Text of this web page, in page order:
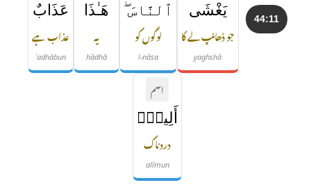
44:11
يَغْشَى
جو ڈھانپ لے گا
yaghshā
ٱلنَّاسَ ۖ
لوگوں کو
l-nāsa
هَـٰذَا
یہ
hādhā
عَذَابٌ
عذاب ہے
ʿadhābun
اسم
أَلِيمٌۭ
دردناک
alīmun